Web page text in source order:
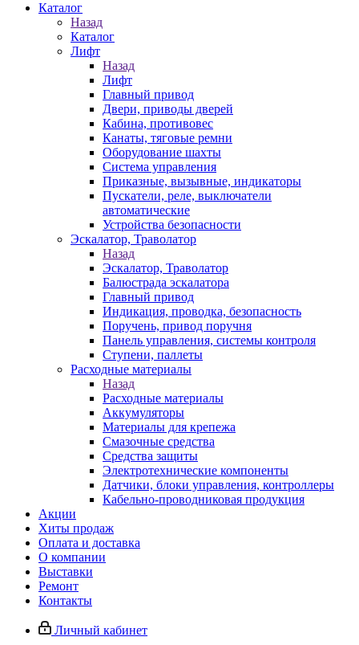
Каталог
Назад
Каталог
Лифт
Назад
Лифт
Главный привод
Двери, приводы дверей
Кабина, противовес
Канаты, тяговые ремни
Оборудование шахты
Система управления
Приказные, вызывные, индикаторы
Пускатели, реле, выключатели
автоматические
Устройства безопасности
Эскалатор, Траволатор
Назад
Эскалатор, Траволатор
Балюстрада эскалатора
Главный привод
Индикация, проводка, безопасность
Поручень, привод поручня
Панель управления, системы контроля
Ступени, паллеты
Расходные материалы
Назад
Расходные материалы
Аккумуляторы
Материалы для крепежа
Смазочные средства
Средства защиты
Электротехнические компоненты
Датчики, блоки управления, контроллеры
Кабельно-проводниковая продукция
Акции
Хиты продаж
Оплата и доставка
О компании
Выставки
Ремонт
Контакты
Личный кабинет